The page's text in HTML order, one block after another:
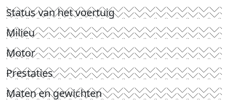
Status van het voertuig
Milieu
Motor
Prestaties
Maten en gewichten